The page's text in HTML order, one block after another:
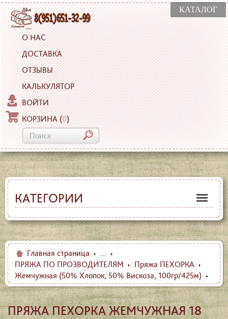
КАТАЛОГ
О НАС
ДОСТАВКА
ОТЗЫВЫ
КАЛЬКУЛЯТОР
ВОЙТИ
КОРЗИНА (0)
КАТЕГОРИИ
Главная страница
...
ПРЯЖА ПО ПРОЗВОДИТЕЛЯМ
Пряжа ПЕХОРКА
Жемчужная (50% Хлопок, 50% Вискоза, 100гр/425м)
ПРЯЖА ПЕХОРКА ЖЕМЧУЖНАЯ 18